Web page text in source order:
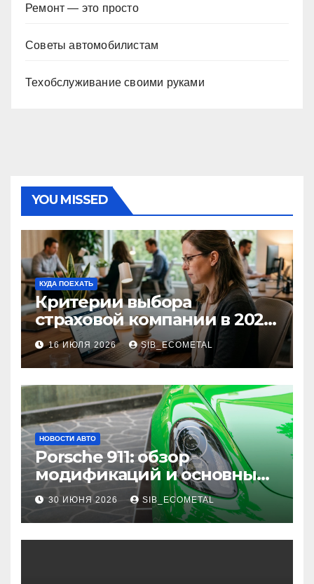
Ремонт — это просто
Советы автомобилистам
Техобслуживание своими руками
YOU MISSED
КУДА ПОЕХАТЬ
Критерии выбора
страховой компании в 2026
году: надежность и
реальные отзывы о
выплатах
16 ИЮЛЯ 2026 SIB_ECOMETAL
НОВОСТИ АВТО
Porsche 911: обзор
модификаций и основные
характеристики
30 ИЮНЯ 2026 SIB_ECOMETAL